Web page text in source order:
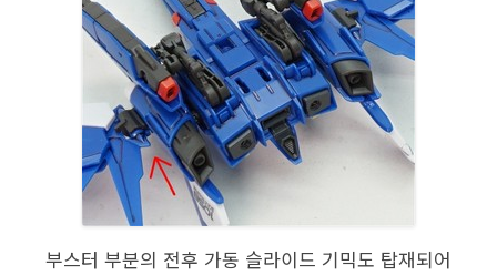
부스터 부분의 전후 가동 슬라이드 기믹도 탑재되어